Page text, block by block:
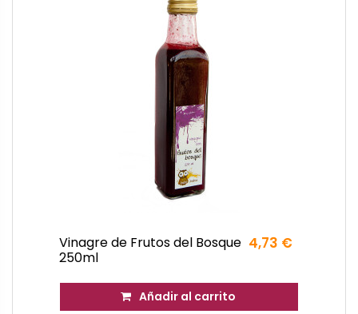
Vinagre de Frutos del Bosque
250ml
4,73 €
Añadir al carrito